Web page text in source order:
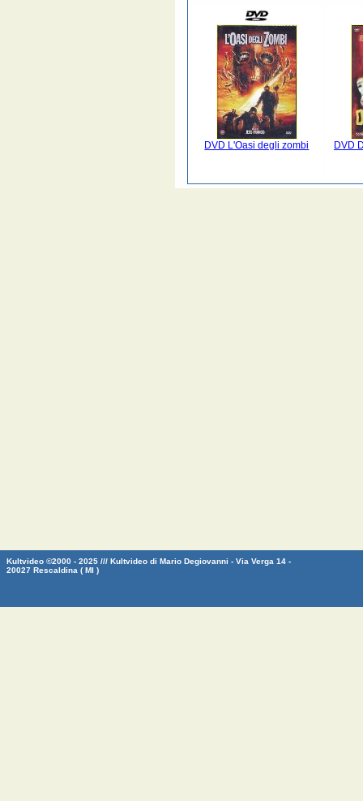
DVD L'Oasi degli zombi DVD
Kultvideo ©2000 - 2025 /// Kultvideo di Mario Degiovanni - Via Verga 14 -
20027 Rescaldina ( MI )